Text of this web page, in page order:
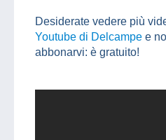
Desiderate vedere più
Youtube di Delcampe e
abbonarvi: è gratuito!